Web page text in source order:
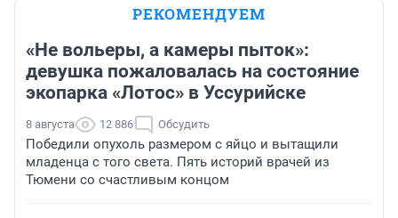
РЕКОМЕНДУЕМ
«Не вольеры, а камеры пыток»:
девушка пожаловалась на состояние
экопарка «Лотос» в Уссурийске
8 августа 12 886 Обсудить
Победили опухоль размером с яйцо и вытащили
младенца с того света. Пять историй врачей из
Тюмени со счастливым концом